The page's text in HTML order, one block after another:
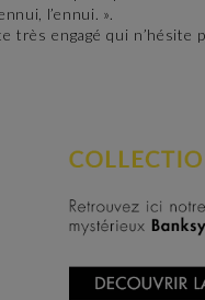
l’ennui. ».
très engagé qui